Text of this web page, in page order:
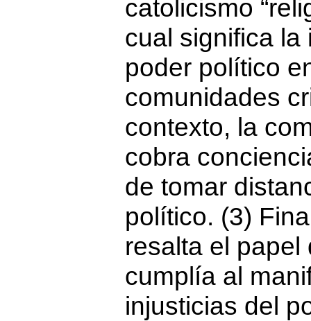
catolicismo
cual significa la
poder político
comunidades
contexto, la
cobra
de tomar
político. (3)
resalta el papel
cumplía al
injusticias del